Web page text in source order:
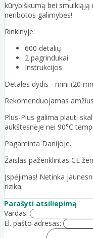
kūrybiškumą bei
neribotos galimybės!
Rinkinyje:
600 detalių
2 pagrindukai
Instrukcijos
Detalės dydis - mini (20
Rekomenduojamas
Plus-Plus galima plauti
aukštesnėje nei 90°C
Pagaminta Danijoje.
Žaislas paženklintas CE
Įspėjimas! Netinka
rizika.
Parašyti atsiliepimą
Vardas:
El. pašto adresas: